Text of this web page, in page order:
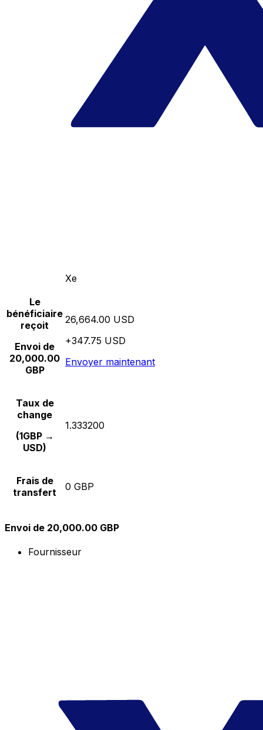
Xe
Le
bénéficiaire
reçoit
Envoi de
20,000.00
GBP
26,664.00 USD
+347.75 USD
Envoyer maintenant
Taux de
change
(1GBP →
USD)
1.333200
Frais de
transfert
0 GBP
Envoi de 20,000.00 GBP
Fournisseur